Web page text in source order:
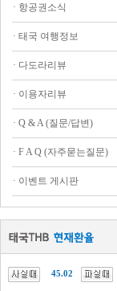
· 항공권소식
· 태국 여행정보
· 다도라리뷰
· 이용자리뷰
· Q & A (질문/답변)
· F A Q (자주묻는질문)
· 이벤트 게시판
45.02